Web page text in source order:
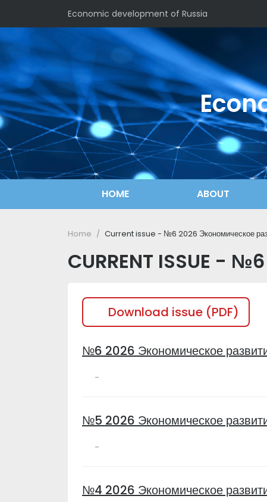
Economic development of Russia
HOME ABOUT
Home Current issue - №6 2026 Экономическое
CURRENT ISSUE -
Download issue (PDF)
№6 2026 Экономическое
-
№5 2026 Экономическое
-
№4 2026 Экономическое